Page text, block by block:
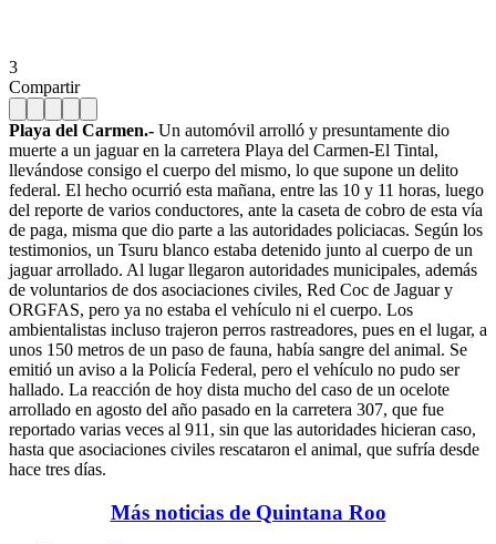
3
Compartir
Playa del Carmen.- Un automóvil arrolló y presuntamente dio
muerte a un jaguar en la carretera Playa del Carmen-El Tintal,
llevándose consigo el cuerpo del mismo, lo que supone un delito
federal. El hecho ocurrió esta mañana, entre las 10 y 11 horas, luego
del reporte de varios conductores, ante la caseta de cobro de esta vía
de paga, misma que dio parte a las autoridades policiacas. Según los
testimonios, un Tsuru blanco estaba detenido junto al cuerpo de un
jaguar arrollado. Al lugar llegaron autoridades municipales, además
de voluntarios de dos asociaciones civiles, Red Coc de Jaguar y
ORGFAS, pero ya no estaba el vehículo ni el cuerpo. Los
ambientalistas incluso trajeron perros rastreadores, pues en el lugar, a
unos 150 metros de un paso de fauna, había sangre del animal. Se
emitió un aviso a la Policía Federal, pero el vehículo no pudo ser
hallado. La reacción de hoy dista mucho del caso de un ocelote
arrollado en agosto del año pasado en la carretera 307, que fue
reportado varias veces al 911, sin que las autoridades hicieran caso,
hasta que asociaciones civiles rescataron el animal, que sufría desde
hace tres días.
Más noticias de Quintana Roo